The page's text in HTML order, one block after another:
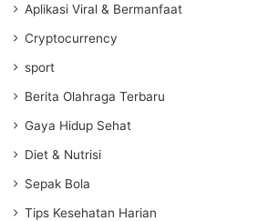
Aplikasi Viral & Bermanfaat
Cryptocurrency
sport
Berita Olahraga Terbaru
Gaya Hidup Sehat
Diet & Nutrisi
Sepak Bola
Tips Kesehatan Harian